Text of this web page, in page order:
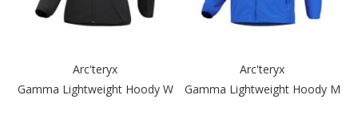
Arc'teryx
Gamma Lightweight Hoody W
Arc'teryx
Gamma Lightweight Hoody M